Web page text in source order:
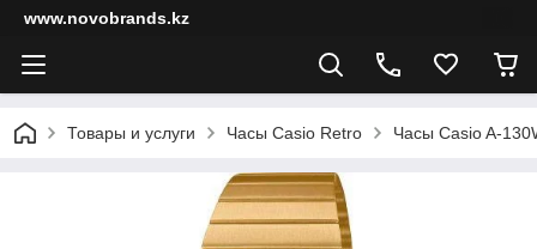
www.novobrands.kz
Товары и услуги Часы Casio Retro Часы Casio A-